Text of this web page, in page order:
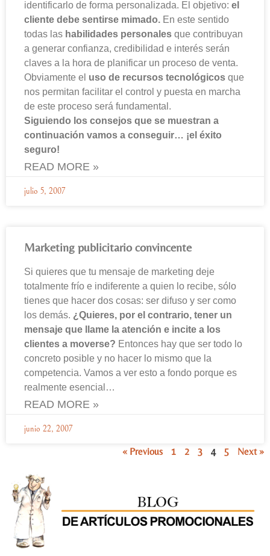
identificarlo de forma personalizada. El objetivo: el
cliente debe sentirse mimado. En este sentido
todas las habilidades personales que contribuyan
a generar confianza, credibilidad e interés serán
claves a la hora de planificar un proceso de venta.
Obviamente el uso de recursos tecnológicos que
nos permitan facilitar el control y puesta en marcha
de este proceso será fundamental.
Siguiendo los consejos que se muestran a
continuación vamos a conseguir… ¡el éxito
seguro!
READ MORE »
julio 5, 2007
Marketing publicitario convincente
Si quieres que tu mensaje de marketing deje
totalmente frío e indiferente a quien lo recibe, sólo
tienes que hacer dos cosas: ser difuso y ser como
los demás. ¿Quieres, por el contrario, tener un
mensaje que llame la atención e incite a los
clientes a moverse? Entonces hay que ser todo lo
concreto posible y no hacer lo mismo que la
competencia. Vamos a ver esto a fondo porque es
realmente esencial…
READ MORE »
junio 22, 2007
« Previous 1 2 3 4 5 Next »